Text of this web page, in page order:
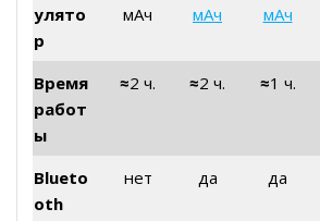
улято
р
мАч
мАч
мАч
Время
работ
ы
≈2 ч. ≈2 ч. ≈1 ч.
Blueto
oth
нет да да